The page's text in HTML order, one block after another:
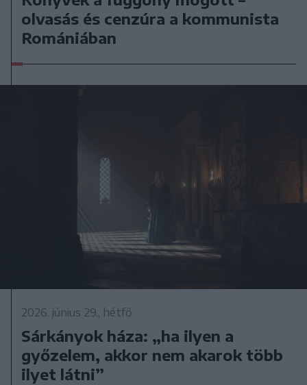
olvasás és cenzúra a kommunista
Romániában
2026. június 29., hétfő
Sárkányok háza: „ha ilyen a
győzelem, akkor nem akarok több
ilyet látni”